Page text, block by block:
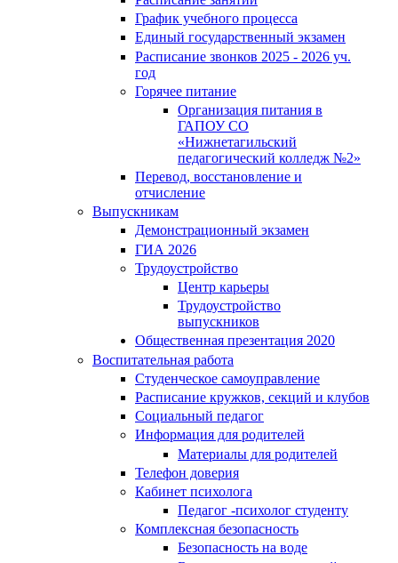
График учебного процесса
Единый государственный экзамен
Расписание звонков 2025 - 2026 уч.
год
Горячее питание
Организация питания в
ГАПОУ СО
«Нижнетагильский
педагогический колледж №2»
Перевод, восстановление и
отчисление
Выпускникам
Демонстрационный экзамен
ГИА 2026
Трудоустройство
Центр карьеры
Трудоустройство
выпускников
Общественная презентация 2020
Воспитательная работа
Студенческое самоуправление
Расписание кружков, секций и клубов
Социальный педагог
Информация для родителей
Материалы для родителей
Телефон доверия
Кабинет психолога
Педагог -психолог студенту
Комплексная безопасность
Безопасность на воде